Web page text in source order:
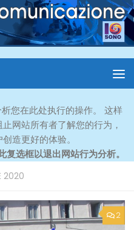
您在此处执行的操作。 这样
网站所有者了解您的行为，
造更好的体验。
选框以退出网站行为分析。
2020
2